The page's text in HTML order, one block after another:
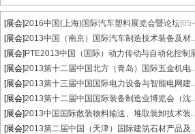
[展会]2016中国(上海)国际汽车塑料展览会暨论坛
[展会]2013中国（南京）国际汽车制造技术装备及材
[展会] PTE2013中国（国际）动力传动与自动化控制
[展会]2013第十二届中国北方（青岛）国际五金机电
[展会]2013第十三届中国国际电力设备与智能电网建
[展会]2013第十二届中国国际装备制造业博览会（沈
[展会]2013中国国际散装物料输送、堆取装卸技术装
[展会]2013第二届中国（天津）国际建筑石材产品及